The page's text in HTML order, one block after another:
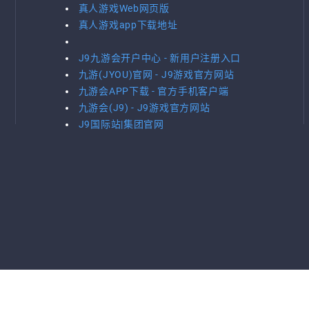
真人游戏Web网页版
真人游戏app下载地址
J9九游会开户中心 - 新用户注册入口
九游(JYOU)官网 - J9游戏官方网站
九游会APP下载 - 官方手机客户端
九游会(J9) - J9游戏官方网站
J9国际站|集团官网